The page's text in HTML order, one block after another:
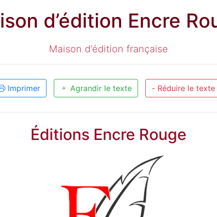
d’édition Encre
Maison d’édition française
Imprimer Agrandir le texte - Réduire le texte
Éditions Encre Rouge